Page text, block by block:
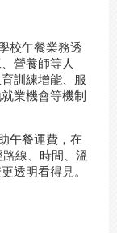
校午餐業務透
營養師等人
訓練增能、服
業機會等機制
午餐運費，在
線、時間、溫
透明看得見。